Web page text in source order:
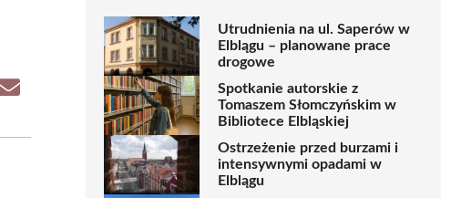
Share
Utrudnienia na ul. Saperów w
Elblągu – planowane prace
drogowe
Spotkanie autorskie z
Tomaszem Słomczyńskim w
Bibliotece Elbląskiej
Ostrzeżenie przed burzami i
intensywnymi opadami w
Elblągu